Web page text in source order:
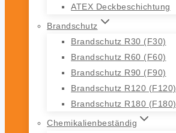
ATEX Deckbeschichtung
Brandschutz
Brandschutz R30 (F30)
Brandschutz R60 (F60)
Brandschutz R90 (F90)
Brandschutz R120 (F120)
Brandschutz R180 (F180)
Chemikalienbeständig